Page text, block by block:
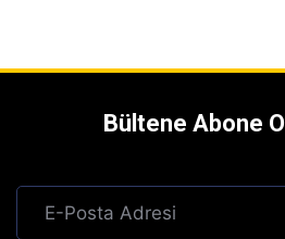
Bültene Abone Ol